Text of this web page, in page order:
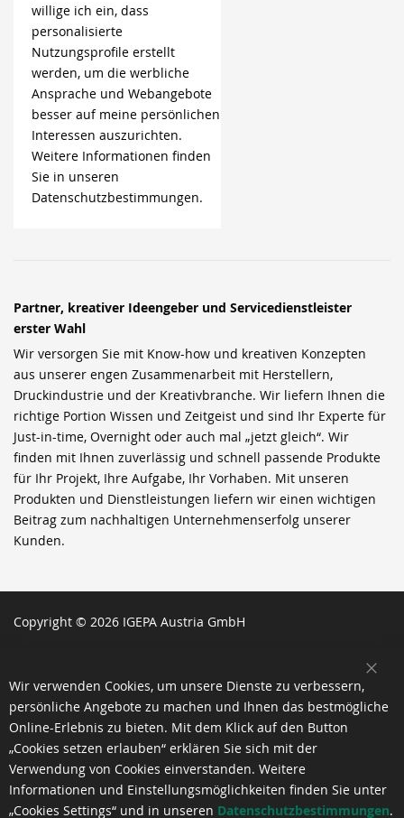
willige ich ein, dass
personalisierte
Nutzungsprofile erstellt
werden, um die werbliche
Ansprache und Webangebote
besser auf meine persönlichen
Interessen auszurichten.
Weitere Informationen finden
Sie in unseren
Datenschutzbestimmungen.
Partner, kreativer Ideengeber und Servicedienstleister
erster Wahl
Wir versorgen Sie mit Know-how und kreativen Konzepten
aus unserer engen Zusammenarbeit mit Herstellern,
Druckindustrie und der Kreativbranche. Wir liefern Ihnen die
richtige Portion Wissen und Zeitgeist und sind Ihr Experte für
Just-in-time, Overnight oder auch mal „jetzt gleich“. Wir
finden mit Ihnen zuverlässig und schnell passende Produkte
für Ihr Projekt, Ihre Aufgabe, Ihr Vorhaben. Mit unseren
Produkten und Dienstleistungen liefern wir einen wichtigen
Beitrag zum nachhaltigen Unternehmenserfolg unserer
Kunden.
Copyright © 2026 IGEPA Austria GmbH
Wir verwenden Cookies, um unsere Dienste zu verbessern,
persönliche Angebote zu machen und Ihnen das bestmögliche
Online-Erlebnis zu bieten. Mit dem Klick auf den Button
„Cookies setzen erlauben“ erklären Sie sich mit der
Verwendung von Cookies einverstanden. Weitere
Informationen und Einstellungsmöglichkeiten finden Sie unter
„Cookies Settings“ und in unseren Datenschutzbestimmungen.